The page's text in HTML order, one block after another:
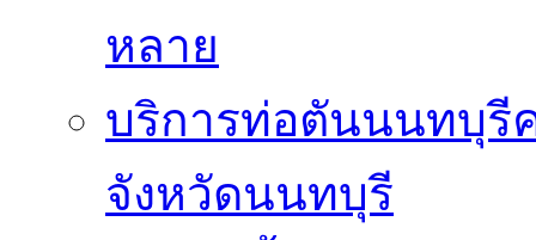
หลาย
บริการท่อตันนนทบุรี
จังหวัดนนทบุรี